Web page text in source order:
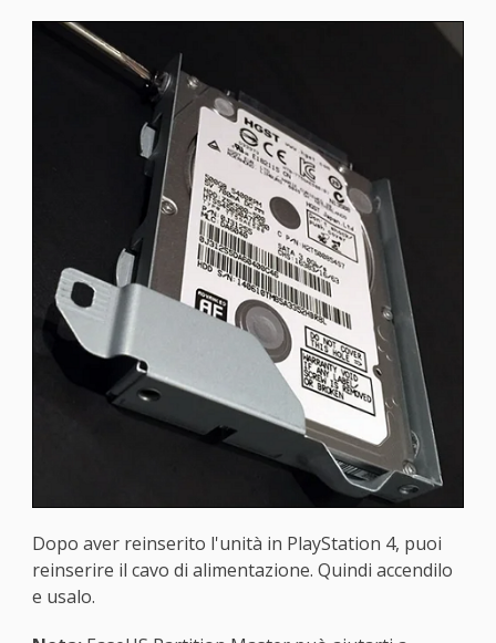
Dopo aver reinserito l'unità in PlayStation 4, puoi
reinserire il cavo di alimentazione. Quindi accendilo
e usalo.